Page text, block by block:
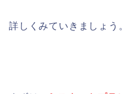
詳しくみていきましょう。